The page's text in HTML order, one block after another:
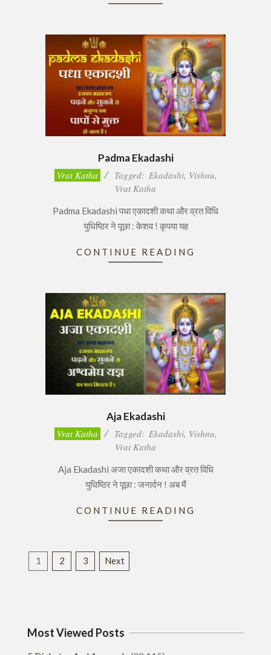
Padma Ekadashi
2017-
Vrat Katha Tagged: Ekadashi, Vishnu,
Vrat Katha
Padma Ekadashi पधा एकादशी कथा और व्रत विधि
युधिष्ठिर ने पूछा : केशव ! कृपया यह
CONTINUE READING
Aja Ekadashi
2017-
Vrat Katha Tagged: Ekadashi, Vishnu,
Vrat Katha
Aja Ekadashi अजा एकादशी कथा और व्रत विधि
युधिष्ठिर ने पूछा : जनार्दन ! अब मैं
CONTINUE READING
Posts
pagination
1 2 3 Next
Most Viewed Posts